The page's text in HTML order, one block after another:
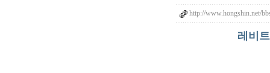
http://www.hongshin.net/
레비